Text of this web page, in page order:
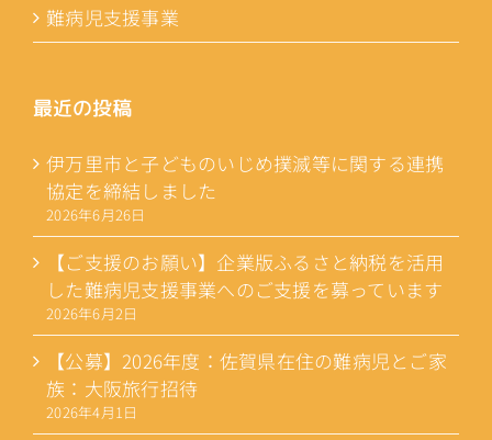
難病児支援事業
最近の投稿
伊万里市と子どものいじめ撲滅等に関する連携
協定を締結しました
2026年6月26日
【ご支援のお願い】企業版ふるさと納税を活用
した難病児支援事業へのご支援を募っています
2026年6月2日
【公募】2026年度：佐賀県在住の難病児とご家
族：大阪旅行招待
2026年4月1日